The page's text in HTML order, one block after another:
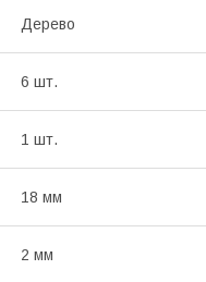
Дерево
6 шт.
1 шт.
18 мм
2 мм